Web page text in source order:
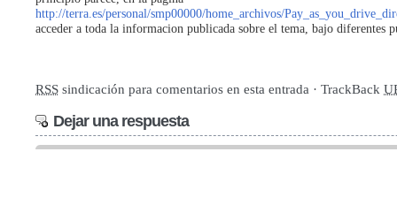
http://terra.es/personal/smp00000/home_archivos/
acceder a toda la informacion publicada sobre el tema, bajo diferentes
RSS sindicación para comentarios en esta entrada · TrackBack
Dejar una respuesta